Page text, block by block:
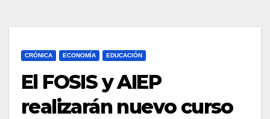
CRÓNICA ECONOMÍA EDUCACIÓN
El FOSIS y AIEP
realizarán nuevo curso